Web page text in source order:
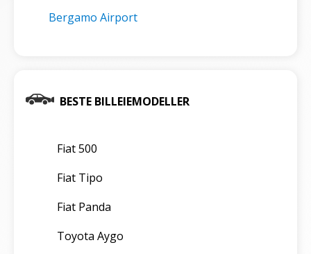
Bergamo Airport
BESTE BILLEIEMODELLER
Fiat 500
Fiat Tipo
Fiat Panda
Toyota Aygo